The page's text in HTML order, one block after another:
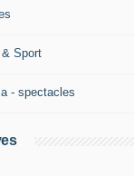
Sport
- spectacles